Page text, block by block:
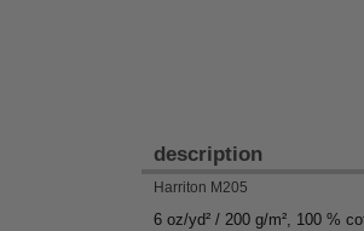
description
Harriton M205
6 oz/yd² / 200 g/m², 100 %